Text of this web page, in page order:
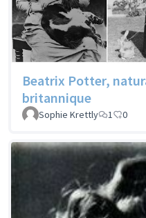
Beatrix Potter,
britannique
Sophie Krettly 1 0